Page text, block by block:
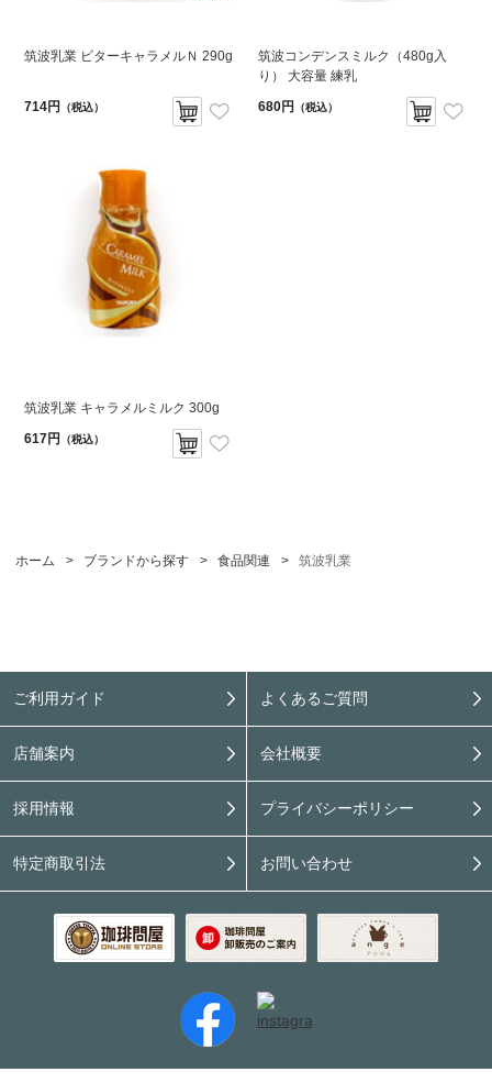
筑波乳業 ビターキャラメルＮ 290g
714円 （税込）
筑波コンデンスミルク（480g入
り） 大容量 練乳
680円
（税込）
筑波乳業 キャラメルミルク 300g
617円
（税込）
ホーム > ブランドから探す > 食品関連 > 筑波乳業
ご利用ガイド よくあるご質問
店舗案内 会社概要
採用情報 プライバシーポリシー
特定商取引法 お問い合わせ